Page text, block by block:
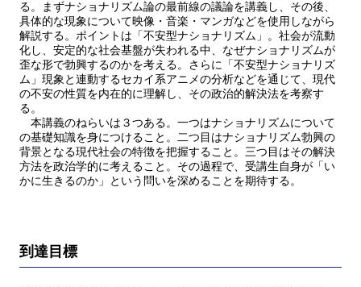
る。まずナショナリズム論の最前線の議論を講義し、その後、
具体的な現象について映像・音楽・マンガなどを使用しながら
解説する。ポイントは「不安型ナショナリズム」。社会が流動
化し、安定的な社会基盤が失われる中、なぜナショナリズムが
歪な形で勃興するのかを考える。さらに「不安型ナショナリズ
ム」現象と連動するセカイ系アニメの分析などを通じて、現代
の不安の性質を内在的に理解し、その政治的解決法を考察す
る。
本講義のねらいは３つある。一つはナショナリズムについて
の基礎知識を身につけること。二つ目はナショナリズム勃興の
背景となる現代社会の特徴を把握すること。三つ目はその解決
方法を政治学的に考えること。その過程で、受講生自身が「い
かに生きるのか」という問いを深めることを期待する。
到達目標